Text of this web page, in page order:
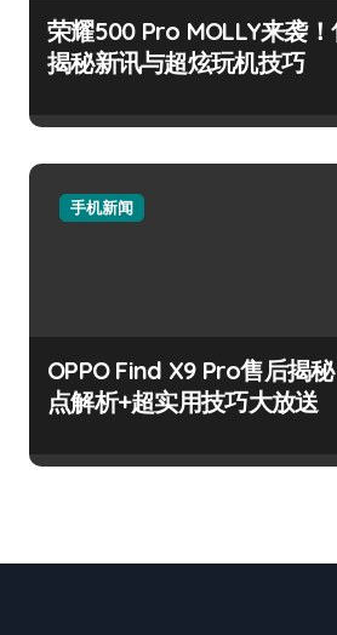
荣耀500 Pro MOLLY来袭
揭秘新讯与超炫玩机技巧
手机新闻
OPPO Find X9 Pro售后揭
点解析+超实用技巧大放送